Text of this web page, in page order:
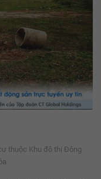
thuộc Khu đô thị Đông